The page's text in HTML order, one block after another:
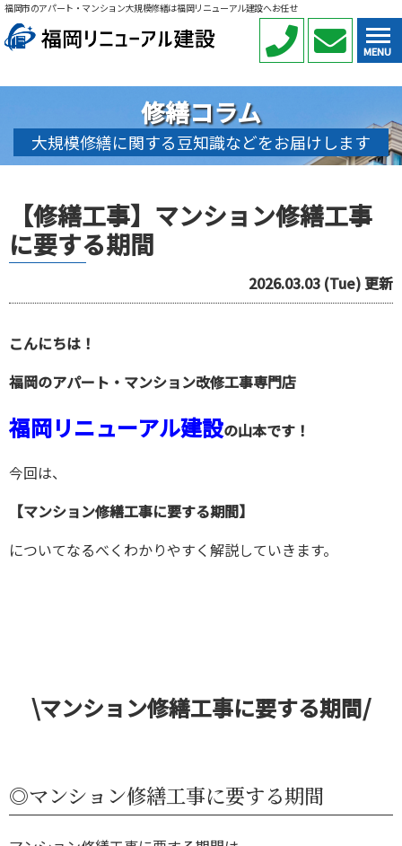
MENU
福岡市のアパート・マンション大規模修繕は福岡リニューアル建設へお任せ
修繕コラム
大規模修繕に関する豆知識などをお届けします
【修繕工事】マンション修繕工事
に要する期間
2026.03.03 (Tue) 更新
こんにちは！
福岡のアパート・マンション改修工事専門店
福岡リニューアル建設の山本です！
今回は、
【マンション修繕工事に要する期間】
についてなるべくわかりやすく解説していきます。
\マンション修繕工事に要する期間/
◎マンション修繕工事に要する期間